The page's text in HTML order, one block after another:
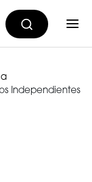
Independientes